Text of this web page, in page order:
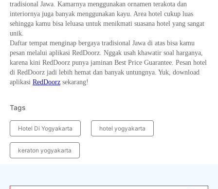
tradisional Jawa. Kamarnya menggunakan ornamen terakota dan
interiornya juga banyak menggunakan kayu. Area hotel cukup luas
sehingga kamu bisa leluasa untuk menikmati suasana hotel yang sangat
unik.
Daftar tempat menginap bergaya tradisional Jawa di atas bisa kamu
pesan melalui aplikasi RedDoorz. Nggak usah khawatir soal harganya,
karena kini RedDoorz punya jaminan Best Price Guarantee. Pesan hotel
di RedDoorz jadi lebih hemat dan banyak untungnya. Yuk, download
aplikasi RedDoorz sekarang!
Tags
Hotel Di Yogyakarta hotel yogyakarta
keraton yogyakarta